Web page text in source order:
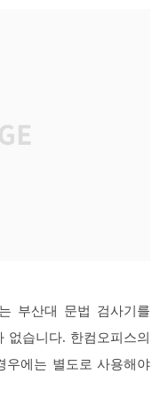
부산대 문법 검사기를
없습니다. 한컴오피스의
우에는 별도로 사용해야